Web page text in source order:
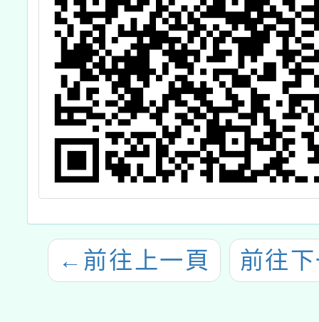
← 前往上一頁 前往